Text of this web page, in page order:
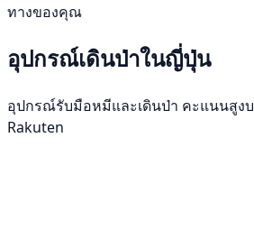
ทางของคุณ
อุปกรณ์เดินป่าในญี่ปุ่น
อุปกรณ์รับมือหมีและเดินป่า คะแนนสูง
Rakuten